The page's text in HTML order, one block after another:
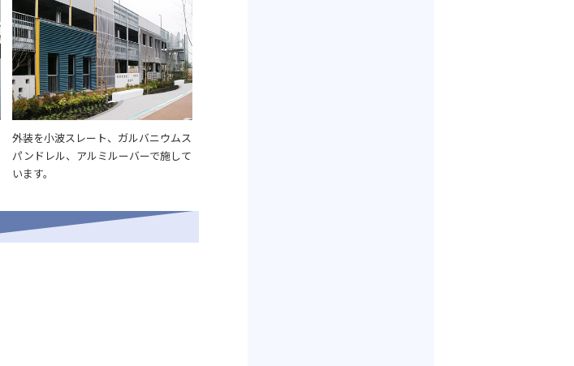
外装を小波スレート、ガルバニウムス
パンドレル、アルミルーバーで施して
います。